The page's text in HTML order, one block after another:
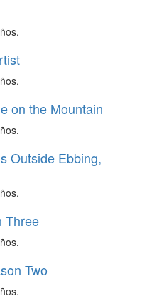
on the Mountain
Outside Ebbing,
Three
Two